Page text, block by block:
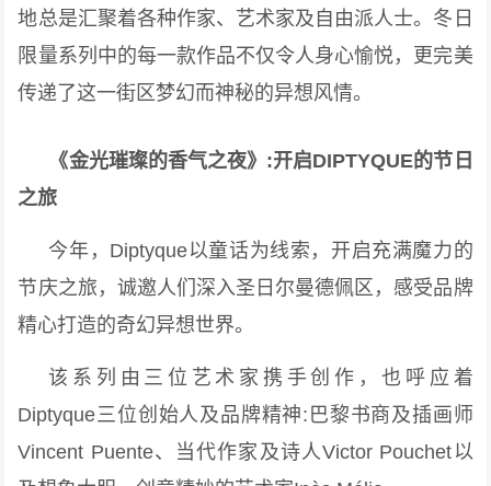
地总是汇聚着各种作家、艺术家及自由派人士。冬日
限量系列中的每一款作品不仅令人身心愉悦，更完美
传递了这一街区梦幻而神秘的异想风情。
《金光璀璨的香气之夜》:开启DIPTYQUE的节日
之旅
今年，Diptyque以童话为线索，开启充满魔力的
节庆之旅，诚邀人们深入圣日尔曼德佩区，感受品牌
精心打造的奇幻异想世界。
该系列由三位艺术家携手创作，也呼应着
Diptyque三位创始人及品牌精神:巴黎书商及插画师
Vincent Puente、当代作家及诗人Victor Pouchet以